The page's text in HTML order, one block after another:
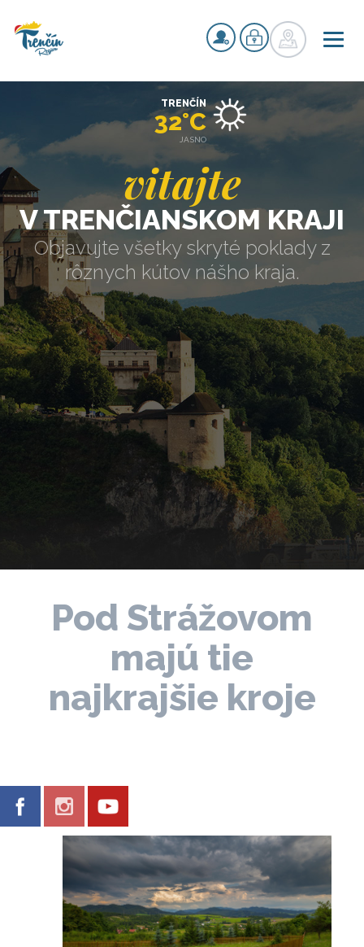
vitajte
V TRENČIANSKOM KRAJI
Objavujte všetky skryté poklady z
rôznych kútov nášho kraja.
TRENČÍN
32°C
JASNO
Pod Strážovom
majú tie
najkrajšie kroje